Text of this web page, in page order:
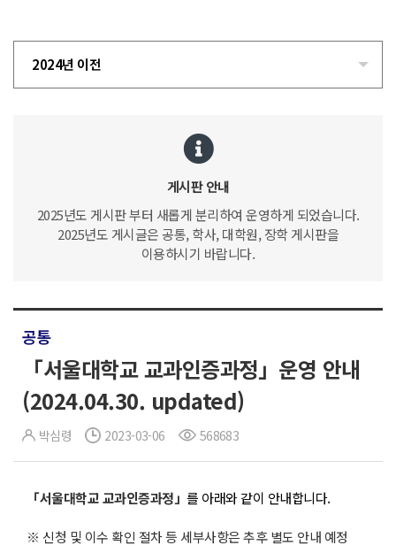
2024년 이전
게시판 안내
2025년도 게시판 부터 새롭게 분리하여 운영하게 되었습니다.
2025년도 게시글은 공통, 학사, 대학원, 장학 게시판을
이용하시기 바랍니다.
공통
「서울대학교 교과인증과정」운영 안내
(2024.04.30. updated)
박심령 2023-03-06 568683
「서울대학교 교과인증과정」 를 아래와 같이 안내합니다.
※ 신청 및 이수 확인 절차 등 세부사항은 추후 별도 안내 예정